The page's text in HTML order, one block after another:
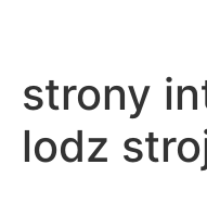
strony
lodz